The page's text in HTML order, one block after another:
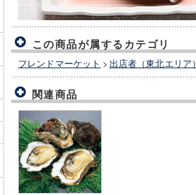
この商品が属するカテゴリ
フレンドマーケット > 出店者（東北エリア）
関連商品